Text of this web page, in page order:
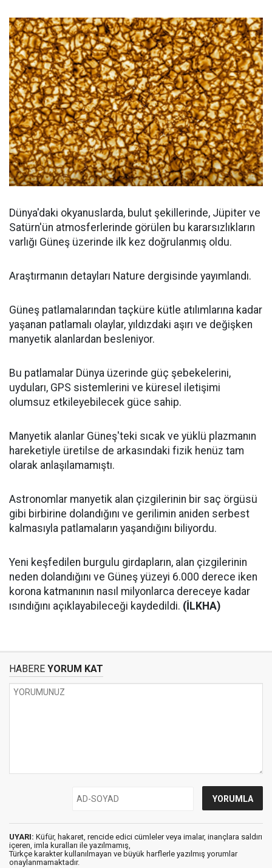
Dünya'daki okyanuslarda, bulut şekillerinde, Jüpiter ve
Satürn'ün atmosferlerinde görülen bu kararsızlıkların
varlığı Güneş üzerinde ilk kez doğrulanmış oldu.
Araştırmanın detayları Nature dergisinde yayımlandı.
Güneş patlamalarından taçküre kütle atılımlarına kadar
yaşanan patlamalı olaylar, yıldızdaki aşırı ve değişken
manyetik alanlardan besleniyor.
Bu patlamalar Dünya üzerinde güç şebekelerini,
uyduları, GPS sistemlerini ve küresel iletişimi
olumsuz etkileyebilecek güce sahip.
Manyetik alanlar Güneş'teki sıcak ve yüklü plazmanın
hareketiyle üretilse de arkasındaki fizik henüz tam
olarak anlaşılamamıştı.
Astronomlar manyetik alan çizgilerinin bir saç örgüsü
gibi birbirine dolandığını ve gerilimin aniden serbest
kalmasıyla patlamaların yaşandığını biliyordu.
Yeni keşfedilen burgulu girdapların, alan çizgilerinin
neden dolandığını ve Güneş yüzeyi 6.000 derece iken
korona katmanının nasıl milyonlarca dereceye kadar
ısındığını açıklayabileceği kaydedildi. (İLKHA)
HABERE YORUM KAT
UYARI: Küfür, hakaret, rencide edici cümleler veya imalar, inançlara saldırı
içeren, imla kuralları ile yazılmamış,
Türkçe karakter kullanılmayan ve büyük harflerle yazılmış yorumlar
onaylanmamaktadır.